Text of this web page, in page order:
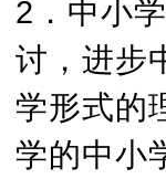
2．中小
讨，进步
学形式的
学的中小